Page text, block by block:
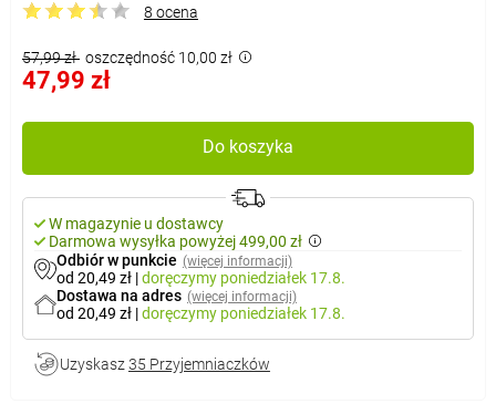
8 ocena
57,99 zł oszczędność 10,00 zł
47,99 zł
Do koszyka
W magazynie u dostawcy
Darmowa wysyłka powyżej 499,00 zł
Odbiór w punkcie (więcej informacji)
od 20,49 zł |doręczymy poniedziałek 17.8.
Dostawa na adres (więcej informacji)
od 20,49 zł |doręczymy poniedziałek 17.8.
Uzyskasz 35 Przyjemniaczków